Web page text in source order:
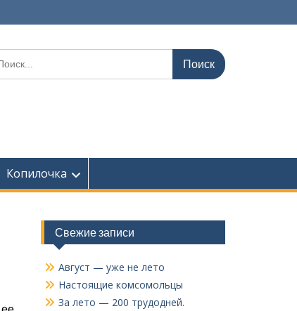
Копилочка
Свежие записи
Август — уже не лето
Настоящие комсомольцы
За лето — 200 трудодней.